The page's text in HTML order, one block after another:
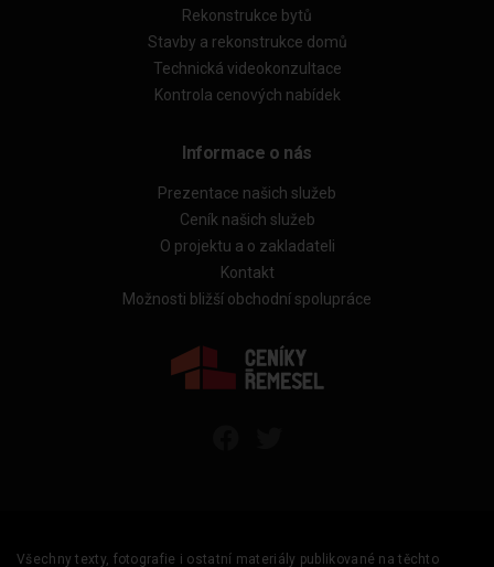
Rekonstrukce bytů
Stavby a rekonstrukce domů
Technická videokonzultace
Kontrola cenových nabídek
Informace o nás
Prezentace našich služeb
Ceník našich služeb
O projektu a o zakladateli
Kontakt
Možnosti bližší obchodní spolupráce
Všechny texty, fotografie i ostatní materiály publikované na těchto